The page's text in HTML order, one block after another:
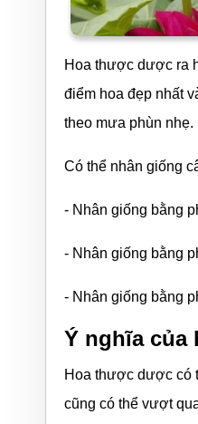
Hoa thược dược ra
điểm hoa đẹp nhất
theo mưa phùn nhẹ.
Có thể nhân giống
- Nhân giống bằng
- Nhân giống bằng
- Nhân giống bằng
Ý nghĩa
Hoa thược dược có
cũng có thể vượt